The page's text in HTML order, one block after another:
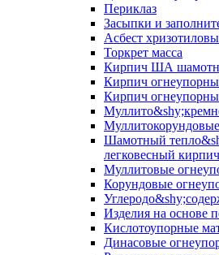
Периклаз
Засыпки и
Асбест
Торкрет масса
Кирпич ША
Кирпич
Кирпич
Шамотный
легковесный кирпич
Муллитовые
Корундовые
Изделия на основе
Кислотоупорные
Динасовые